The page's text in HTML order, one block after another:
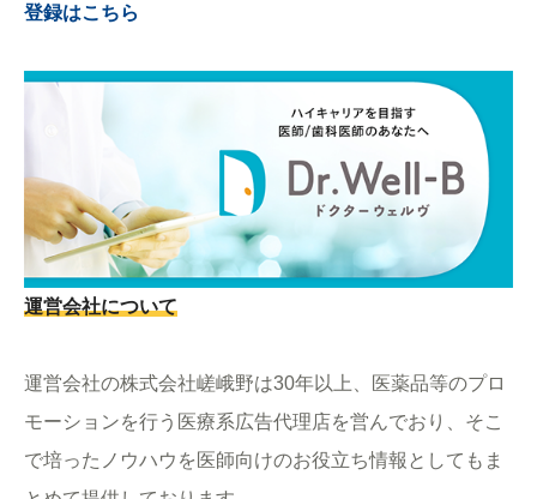
登録はこちら
運営会社について
運営会社の株式会社嵯峨野は30年以上、医薬品等のプロ
モーションを行う医療系広告代理店を営んでおり、そこ
で培ったノウハウを医師向けのお役立ち情報としてもま